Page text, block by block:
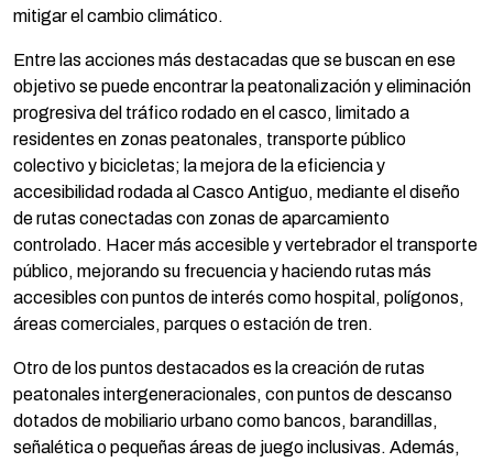
mitigar el cambio climático.
Entre las acciones más destacadas que se buscan en ese
objetivo se puede encontrar la peatonalización y eliminación
progresiva del tráfico rodado en el casco, limitado a
residentes en zonas peatonales, transporte público
colectivo y bicicletas; la mejora de la eficiencia y
accesibilidad rodada al Casco Antiguo, mediante el diseño
de rutas conectadas con zonas de aparcamiento
controlado. Hacer más accesible y vertebrador el transporte
público, mejorando su frecuencia y haciendo rutas más
accesibles con puntos de interés como hospital, polígonos,
áreas comerciales, parques o estación de tren.
Otro de los puntos destacados es la creación de rutas
peatonales intergeneracionales, con puntos de descanso
dotados de mobiliario urbano como bancos, barandillas,
señalética o pequeñas áreas de juego inclusivas. Además,